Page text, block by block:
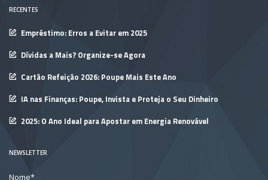
RECENTES
Empréstimo: Erros a Evitar em 2025
Dívidas a Mais? Organize-se Agora
Cartão Refeição 2026: Poupe Mais Este Ano
IA nas Finanças: Poupe, Invista e Proteja o Seu Dinheiro
2025: O Ano Ideal para Apostar em Energia Renovável
NEWSLETTER
Nome*